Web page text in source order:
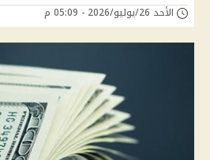
الأحد 26/يوليو/2026 - 05:09 م